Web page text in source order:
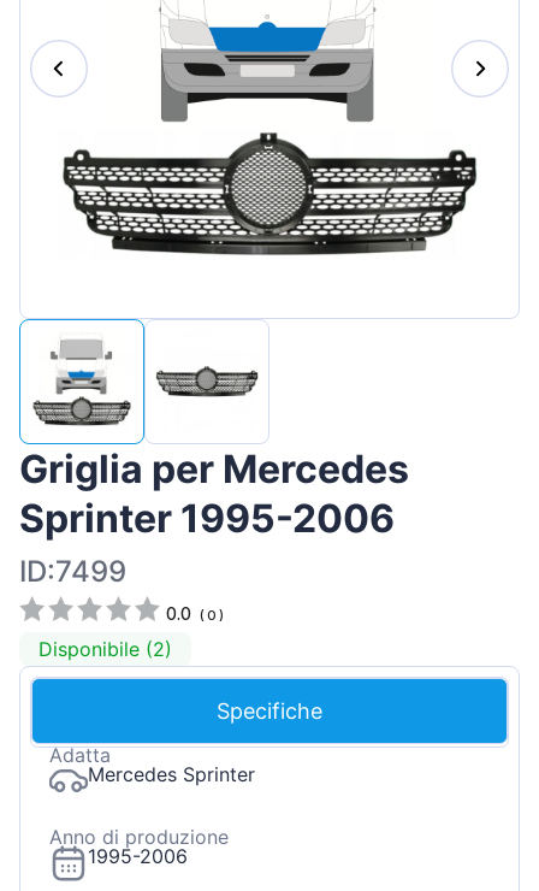
Lietuvių
Português
Slovenian
Latvian
Slovenčina
Griglia per Mercedes
Sprinter 1995-2006
ID:7499
0.0 (0 )
Disponibile (2)
Specifiche
Adatta
Mercedes Sprinter
Anno di produzione
1995-2006